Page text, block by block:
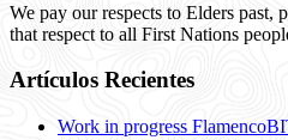
We pay our respects to Elders past,
that respect to all First Nations
Artículos Recientes
Work in progress